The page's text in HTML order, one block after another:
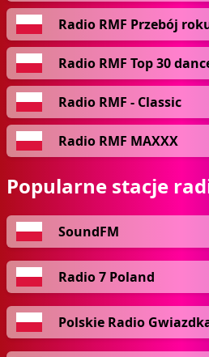
Radio RMF Przebój
Radio RMF Top 30
Radio RMF - Classic
Radio RMF MAXXX
Popularne stacje
SoundFM
Radio 7 Poland
Polskie Radio